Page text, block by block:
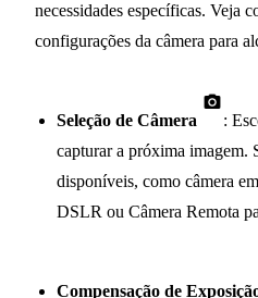
necessidades específicas. Veja
configurações da câmera para
Seleção de Câmera
:
capturar a próxima imagem.
disponíveis, como câmera
DSLR ou Câmera Remota
Compensação de